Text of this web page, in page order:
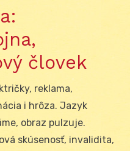
človek
reklama,
i hrôza. Jazyk
obraz pulzuje.
skúsenosť, invalidita,